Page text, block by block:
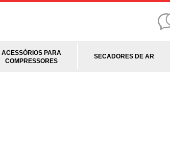
ACESSÓRIOS PARA
COMPRESSORES
SECADORES DE AR